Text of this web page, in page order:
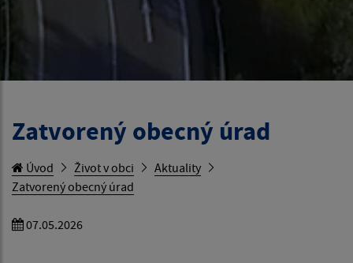
Zatvorený obecný úrad
Úvod Život v obci
Aktuality
Zatvorený obecný úrad
07.05.2026